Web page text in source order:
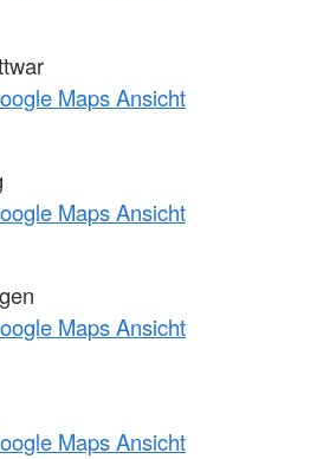
Maps Ansicht
Maps Ansicht
Maps Ansicht
Maps Ansicht